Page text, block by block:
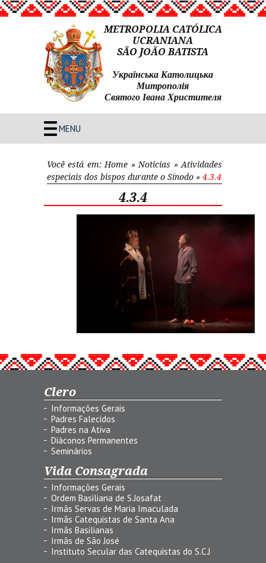
METROPOLIA CATÓLICA
UCRANIANA
SÃO JOÃO BATISTA
Українська Католицька
Митрополія
Святого Івана Христителя
MENU
Você está em: Home » Noticias »Atividades
especiais dos bispos durante o Sínodo » 4.3.4
4.3.4
Clero
Informações Gerais
Padres Falecidos
Padres na Ativa
Diáconos Permanentes
Seminários
Vida Consagrada
Informações Gerais
Ordem Basiliana de S.Josafat
Irmãs Servas de Maria Imaculada
Irmãs Catequistas de Santa Ana
Irmãs Basilianas
Irmãs de São José
Instituto Secular das Catequistas do S.C.J